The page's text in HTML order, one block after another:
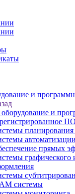
и
и
планирования
автоматизации
прямых
графического
системы